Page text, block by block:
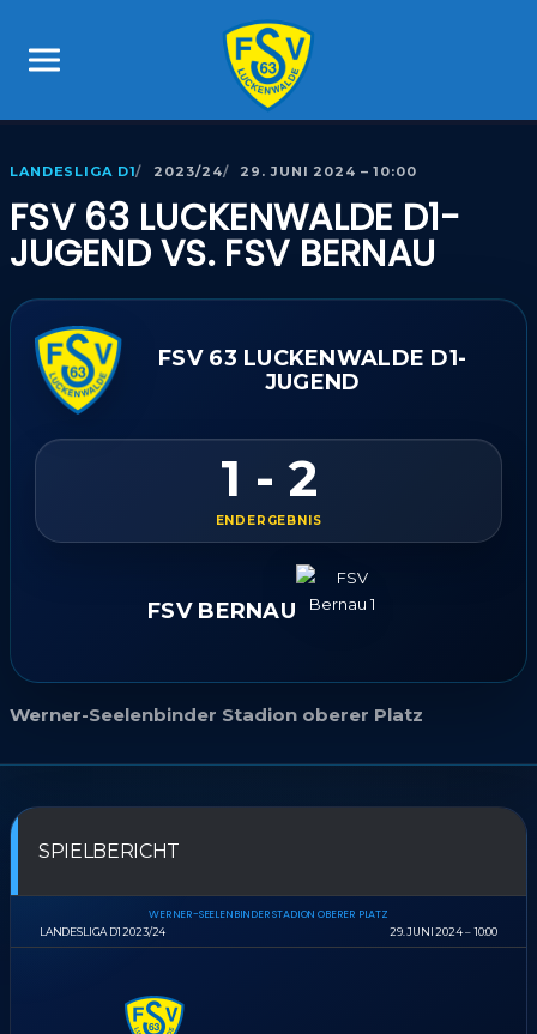
LANDESLIGA D1 2023/24 29. JUNI 2024 – 10:00
FSV 63 LUCKENWALDE D1-
JUGEND VS. FSV BERNAU
FSV 63 LUCKENWALDE D1-
JUGEND
1 - 2
ENDERGEBNIS
FSV BERNAU
Werner-Seelenbinder Stadion oberer Platz
SPIELBERICHT
LANDESLIGA D1 2023/24
WERNER-SEELENBINDER STADION OBERER PLATZ
29. JUNI 2024 10:00